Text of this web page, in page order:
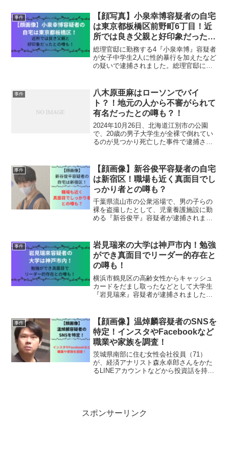
ましょう。佐々木花梨の事件詳細首都圏
で相次ぐ強盗事件との関連...
事件
【顔写真】小泉幸博容疑者の自宅
は東京都板橋区前野町6丁目！近
所では良き父親と好印象だったと
の噂も！
総理官邸に勤務する4『小泉幸博』容疑者
が女子中学生2人に性的暴行を加えたなど
の疑いで逮捕されました。総理官邸に努
幸博容疑者について見ていきましょう。
小泉幸博の事件詳細総...
事件
八木原亜麻はローソンでバイ
ト？！地元の人から不審がられて
有名だったとの噂も？！
2024年10月26日、北海道江別市の公園
で、20歳の男子大学生が全裸で倒れてい
るのが見つかり死亡した事件で逮捕され
学生の交際相手と報道されています。八
木原亜麻さんにつ...
事件
【顔画像】新谷俊平容疑者の自宅
は新宿区！職場も近く真面目でし
っかり者との噂も？
千葉県流山市の公衆浴場で、男の子らの
裸を盗撮したとして、児童養護施設に勤
める『新谷俊平』容疑者が逮捕されまし
新谷俊平容疑者についてみていきましょ
う。新谷俊平の事件詳細千...
事件
岩見瑞來の大学は神戸市内！勉強
ができ真面目でリーダー的存在と
の噂も！
横浜市鶴見区の高齢女性からキャッシュ
カードをだまし取ったなどとして大学生
『岩見瑞來』容疑者が逮捕されました。
見ていきましょう。岩見瑞来容疑者の事
件詳細関西の国公立大学に...
事件
【顔画像】温焯麟容疑者のSNSを
特定！インスタやFacebookなど
職業や家族を調査！
茨城県南部に住む女性会社役員（71）
が、経済アナリスト森永卓郎さんをかた
るLINEアカウントなどから投資話を持ち
スポンサーリンク